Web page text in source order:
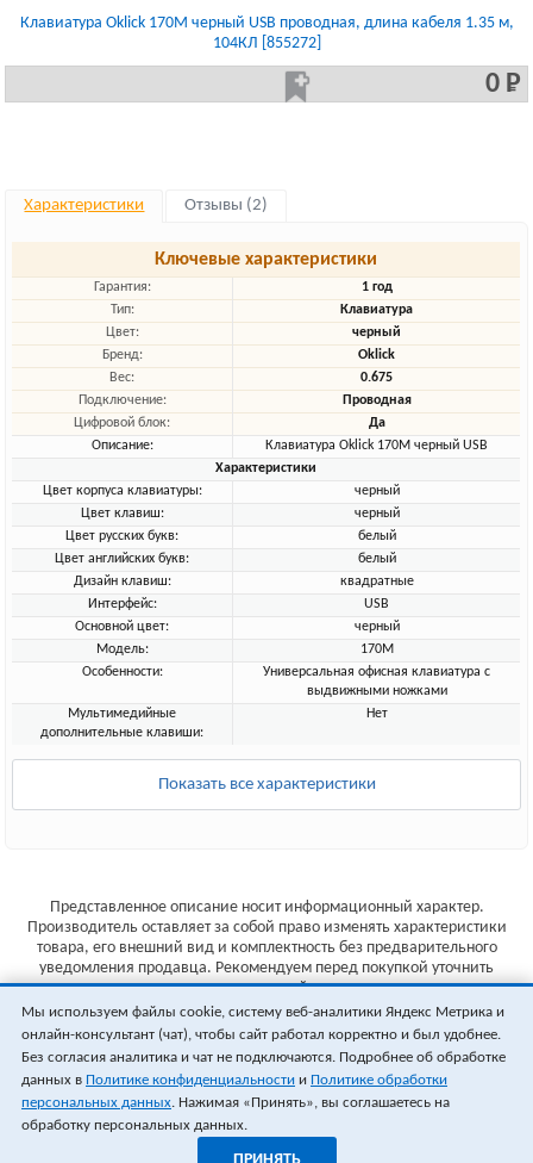
Клавиатура Oklick 170M черный USB проводная, длина кабеля 1.35 м,
104КЛ [855272]
0 Р
Характеристики Отзывы (2)
Ключевые характеристики
Гарантия:
1 год
Тип:
Клавиатура
Цвет:
черный
Бренд:
Oklick
Вес:
0.675
Подключение:
Проводная
Цифровой блок:
Да
Описание:
Клавиатура Oklick 170M черный USB
Характеристики
Цвет корпуса клавиатуры:
черный
Цвет клавиш:
черный
Цвет русских букв:
белый
Цвет английских букв:
белый
Дизайн клавиш:
квадратные
Интерфейс:
USB
Основной цвет:
черный
Модель:
170M
Особенности:
Универсальная офисная клавиатура с
выдвижными ножками
Мультимедийные
дополнительные клавиши:
Нет
Показать все характеристики
Представленное описание носит информационный характер.
Производитель оставляет за собой право изменять характеристики
товара, его внешний вид и комплектность без предварительного
уведомления продавца. Рекомендуем перед покупкой уточнить
характеристики товара на сайте производителя.
Указанные цены не являются публичной офертой (ст.435 ГК РФ).
Стоимость и наличие товара уточняйте у менеджера.
Мы используем файлы cookie, систему веб-аналитики Яндекс Метрика и
онлайн-консультант (чат), чтобы сайт работал корректно и был удобнее.
Без согласия аналитика и чат не подключаются. Подробнее об обработке
данных в Политике конфиденциальности и Политике обработки
персональных данных. Нажимая «Принять», вы соглашаетесь на
обработку персональных данных.